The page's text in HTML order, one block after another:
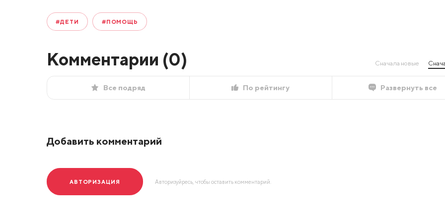
#ДЕТИ #ПОМОЩЬ
Комментарии (0) Сначала новые
Все подряд По рейтингу Развернуть все
Добавить комментарий
АВТОРИЗАЦИЯ Авторизуйресь, чтобы оставить комментарий.